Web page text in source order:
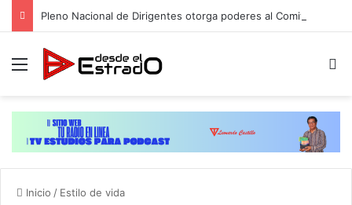
Menú
Inicio / Estilo de vida